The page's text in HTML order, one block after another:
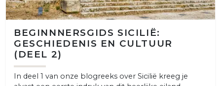
BEGINNNERSGIDS SICILIË:
GESCHIEDENIS EN CULTUUR
(DEEL 2)
In deel 1 van onze blogreeks over Sicilië kreeg je